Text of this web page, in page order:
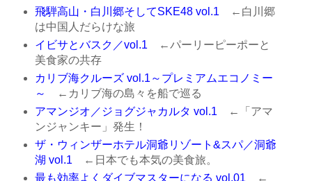
飛騨高山・白川郷そしてSKE48 vol.1 ←白川郷
は中国人だらけな旅
イビサとバスク／vol.1 ←パーリーピーポーと
美食家の共存
カリブ海クルーズ vol.1～プレミアムエコノミー
～
←カリブ海の島々を船で巡る
アマンジオ／ジョグジャカルタ vol.1 ←「アマ
ンジャンキー」発生！
ザ・ウィンザーホテル洞爺リゾート&スパ／洞爺
湖 vol.1 ←日本でも本気の美食旅。
最も効率よくダイブマスターになる vol.01 ←